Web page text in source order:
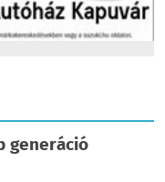
generáció